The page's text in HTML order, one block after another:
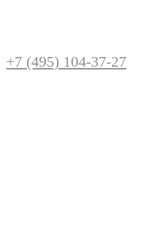
+7 (495) 104-37-27